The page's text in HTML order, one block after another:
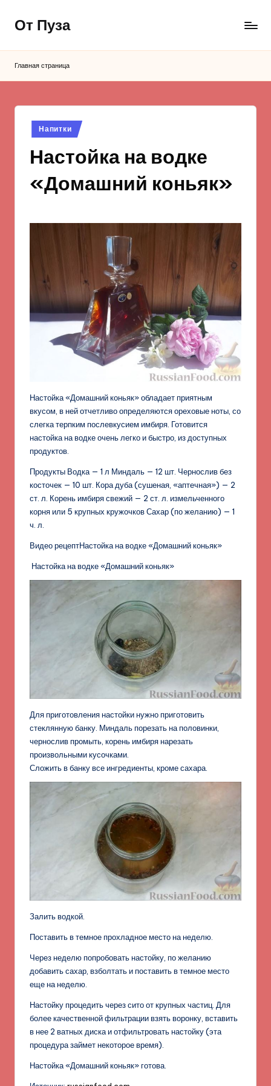
Перейти
содержимому
От Пуза
вкусные
Главная страница
Опубликовано
в
Напитки
Настойка на водке
«Домашний коньяк»
Настойка «Домашний коньяк» обладает приятным
вкусом, в ней отчетливо определяются ореховые ноты, со
слегка терпким послевкусием имбиря. Готовится
настойка на водке очень легко и быстро, из доступных
продуктов.
Продукты Водка — 1 л Миндаль — 12 шт. Чернослив без
косточек — 10 шт. Кора дуба (сушеная, «аптечная») — 2
ст. л. Корень имбиря свежий — 2 ст. л. измельченного
корня или 5 крупных кружочков Сахар (по желанию) — 1
ч. л.
Видео рецептНастойка на водке «Домашний коньяк»
Настойка на водке «Домашний коньяк»
Для приготовления настойки нужно приготовить
стеклянную банку. Миндаль порезать на половинки,
чернослив промыть, корень имбиря нарезать
произвольными кусочками.
Сложить в банку все ингредиенты, кроме сахара.
Залить водкой.
Поставить в темное прохладное место на неделю.
Через неделю попробовать настойку, по желанию
добавить сахар, взболтать и поставить в темное место
еще на неделю.
Настойку процедить через сито от крупных частиц. Для
более качественной фильтрации взять воронку, вставить
в нее 2 ватных диска и отфильтровать настойку (эта
процедура займет некоторое время).
Настойка «Домашний коньяк» готова.